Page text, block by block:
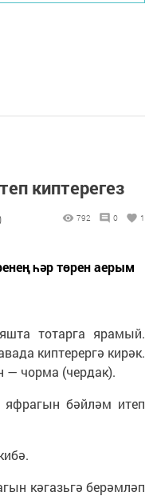
киптерегез
792 0 1
һәр төрен аерым
тотарга ярамый.
киптерергә кирәк.
— чорма (чердак).
яфрагын бәйләм итеп
кәгазьгә берәмләп